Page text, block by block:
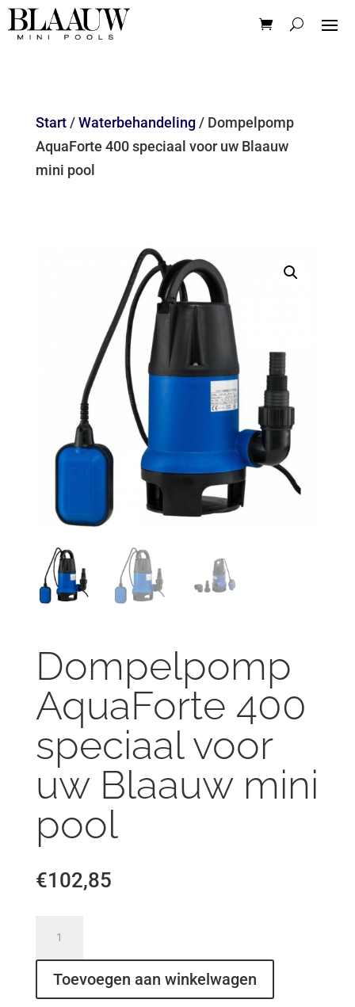
Start/Waterbehandeling/ Dompelpomp
AquaForte 400 speciaal voor uw Blaauw
mini pool
Dompelpomp
AquaForte 400
speciaal voor
uw Blaauw mini
pool
€102,85
400
speciaal
Toevoegen aan winkelwagen